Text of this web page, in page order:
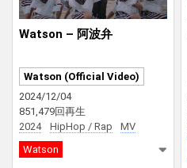
Watson – 阿波弁
Watson (Official Video)
2024/12/04
851,479回再生
2024
HipHop / Rap
MV
Watson